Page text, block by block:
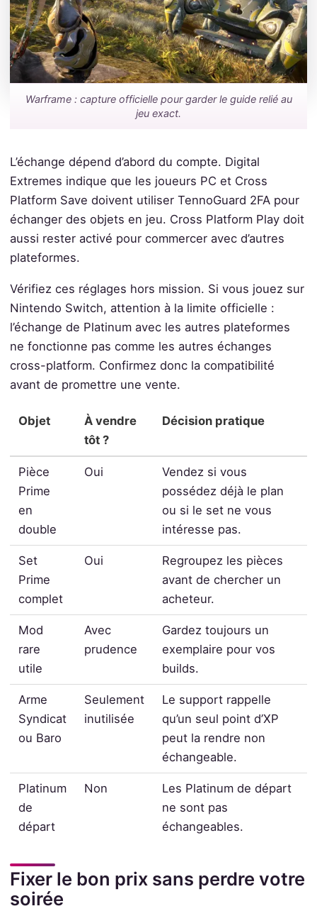
Warframe : capture officielle pour garder le guide relié au
jeu exact.
L’échange dépend d’abord du compte. Digital
Extremes indique que les joueurs PC et Cross
Platform Save doivent utiliser TennoGuard 2FA pour
échanger des objets en jeu. Cross Platform Play doit
aussi rester activé pour commercer avec d’autres
plateformes.
Vérifiez ces réglages hors mission. Si vous jouez sur
Nintendo Switch, attention à la limite officielle :
l’échange de Platinum avec les autres plateformes
ne fonctionne pas comme les autres échanges
cross-platform. Confirmez donc la compatibilité
avant de promettre une vente.
Objet
À vendre
tôt ?
Décision pratique
Pièce
Prime
en
double
Oui
Vendez si vous
possédez déjà le plan
ou si le set ne vous
intéresse pas.
Set
Prime
complet
Oui
Regroupez les pièces
avant de chercher un
acheteur.
Mod
rare
utile
Avec
prudence
Gardez toujours un
exemplaire pour vos
builds.
Arme
Syndicat
ou Baro
Seulement
inutilisée
Le support rappelle
qu’un seul point d’XP
peut la rendre non
échangeable.
Platinum
de
départ
Non
Les Platinum de départ
ne sont pas
échangeables.
Fixer le bon prix sans perdre votre
soirée